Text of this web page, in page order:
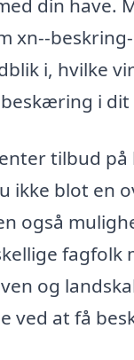
din have.
xn--
i, hvilke
i dit
tilbud
ikke blot en
også
fagfolk
og
ved at få